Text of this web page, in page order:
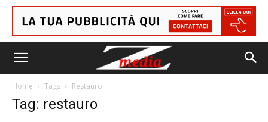
Home Tags Restauro
Tag: restauro